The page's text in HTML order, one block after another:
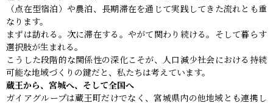
（点在型宿泊）や農泊、長期滞在を通じて実践してきた流れとも重
なります。
まずは訪れる。次に滞在する。やがて関わり続ける。そして暮らす
選択肢が生まれる。
こうした段階的な関係性の深化こそが、人口減少社会における持続
可能な地域づくりの鍵だと、私たちは考えています。
蔵王から、宮城へ、そして全国へ
ガイアグループは蔵王町だけでなく、宮城県内の他地域とも連携し